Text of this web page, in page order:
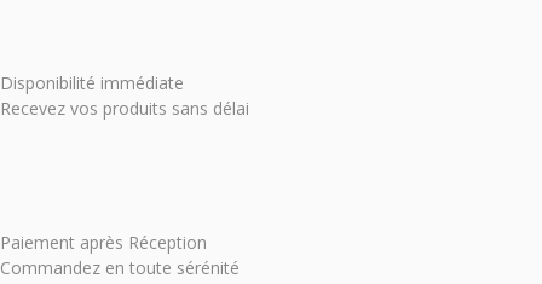
Disponibilité immédiate
Recevez vos produits sans délai
Paiement après Réception
Commandez en toute sérénité